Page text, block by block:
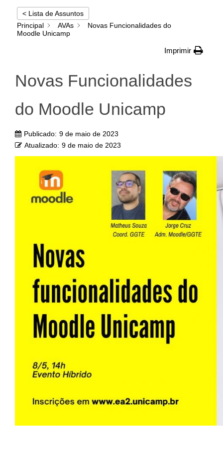
< Lista de Assuntos
Principal
AVAs
Novas Funcionalidades do
Moodle Unicamp
Imprimir
Novas Funcionalidades
do Moodle Unicamp
Publicado: 9 de maio de 2023
Atualizado: 9 de maio de 2023